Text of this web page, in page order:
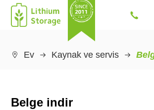

 Ev Kaynak ve servis
Belge indir